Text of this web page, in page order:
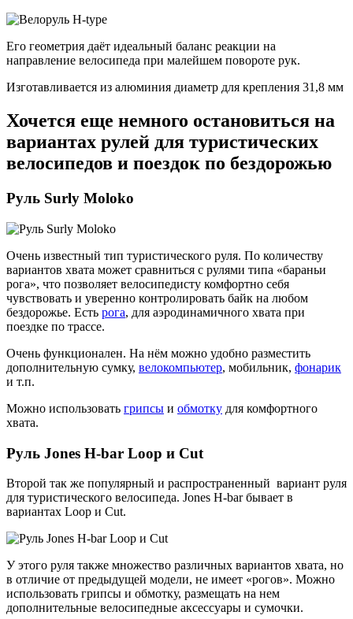
Его геометрия даёт идеальный баланс реакции на
направление велосипеда при малейшем повороте рук.
Изготавливается из алюминия диаметр для крепления 31,8 мм
Хочется еще немного остановиться на
вариантах рулей для туристических
велосипедов и поездок по бездорожью
Руль Surly Moloko
Очень известный тип туристического руля. По количеству
вариантов хвата может сравниться с рулями типа «бараньи
рога», что позволяет велосипедисту комфортно себя
чувствовать и уверенно контролировать байк на любом
бездорожье. Есть рога, для аэродинамичного хвата при
поездке по трассе.
Очень функционален. На нём можно удобно разместить
дополнительную сумку, велокомпьютер, мобильник, фонарик
и т.п.
Можно использовать грипсы и обмотку для комфортного
хвата.
Руль Jones H-bar Loop и Cut
Второй так же популярный и распространенный вариант руля
для туристического велосипеда. Jones H-bar бывает в
вариантах Loop и Cut.
У этого руля также множество различных вариантов хвата, но
в отличие от предыдущей модели, не имеет «рогов». Можно
использовать грипсы и обмотку, размещать на нем
дополнительные велосипедные аксессуары и сумочки.